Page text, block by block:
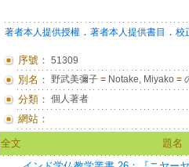
著者本人提供授權． 著者本人提供書目 ． 校
序號： 51309
別名： 野武美彌子 =Notake, Miyako =
分類： 個人著者
網站：
全文 題名